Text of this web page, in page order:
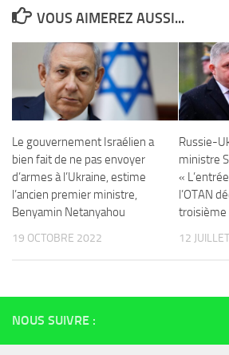
VOUS AIMEREZ AUSSI...
Le gouvernement Israélien a
bien fait de ne pas envoyer
d’armes à l’Ukraine, estime
l’ancien premier ministre,
Benyamin Netanyahou
19 OCTOBRE 2022
Russie-
ministre
«
l’OTAN
troisième
12
NOUS SUIVRE :